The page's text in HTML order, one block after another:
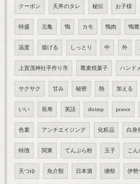
クーポン 天丼のタレ 秘伝 お子様
特盛 元亀 鴨 カモ 鴨肉 鴨
温度 揚げる しっとり 中 外
上賀茂神社手作り市 蕎麦焼菓子 ハンド
サクサク 甘み 秘密 熱 加える
いい 長寿 英語 shrimp prawn
色素 アンチエイジング 化粧品 白身
特徴 関東 てんぷら粉 玉子 こん
天つゆ 魚介類 日本酒 獺祭 伊勢